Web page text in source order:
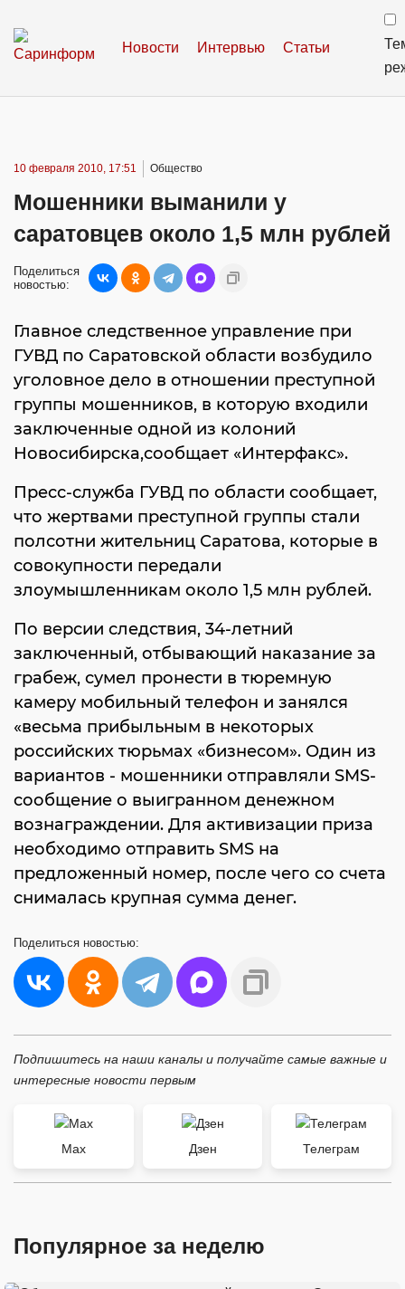
Новости Интервью Статьи
10 февраля 2010, 17:51 Общество
Мошенники выманили у
саратовцев около 1,5 млн рублей
Поделиться
новостью:
Главное следственное управление при
ГУВД по Саратовской области возбудило
уголовное дело в отношении преступной
группы мошенников, в которую входили
заключенные одной из колоний
Новосибирска,сообщает «Интерфакс».
Пресс-служба ГУВД по области сообщает,
что жертвами преступной группы стали
полсотни жительниц Саратова, которые в
совокупности передали
злоумышленникам около 1,5 млн рублей.
По версии следствия, 34-летний
заключенный, отбывающий наказание за
грабеж, сумел пронести в тюремную
камеру мобильный телефон и занялся
«весьма прибыльным в некоторых
российских тюрьмах «бизнесом». Один из
вариантов - мошенники отправляли SMS-
сообщение о выигранном денежном
вознаграждении. Для активизации приза
необходимо отправить SMS на
предложенный номер, после чего со счета
снималась крупная сумма денег.
Поделиться новостью:
Подпишитесь на наши каналы и получайте самые важные и
интересные новости первым
Max Дзен Телеграм
Популярное за неделю